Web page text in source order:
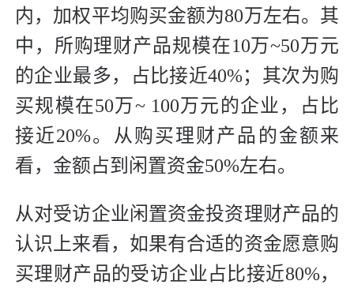
内，加权平均购买金额为80万左右。其
中，所购理财产品规模在10万~50万元
的企业最多，占比接近40%；其次为购
买规模在50万~ 100万元的企业，占比
接近20%。从购买理财产品的金额来
看，金额占到闲置资金50%左右。
从对受访企业闲置资金投资理财产品的
认识上来看，如果有合适的资金愿意购
买理财产品的受访企业占比接近80%，